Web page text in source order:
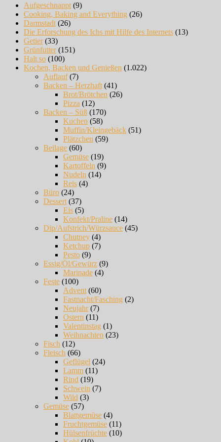
Aufgeschnappt (9)
Cooking, Baking and Everything (26)
Darmstadt (26)
Die Erforschung des Ichs mit Hilfe des Internets (13)
Getier(33)
Grünfutter(151)
Halt so (100)
Kochen, Backen und Genießen (1.022)
Auflauf(7)
Backen – Herzhaft (41)
Brot/Brötchen (26)
Pizza (12)
Backen – Süß (170)
Kuchen (58)
Muffin/Kleingebäck (51)
Plätzchen (59)
Beilage (60)
Gemüse (19)
Kartoffeln (9)
Nudeln (14)
Reis (4)
Büro (24)
Dessert (37)
Eis (5)
Konfekt/Praline (14)
Dip/Aufstrich/Würzsauce (45)
Chutney (4)
Ketchup (7)
Pesto (9)
Essig/Öl/Gewürz (9)
Marinade (4)
Feste (100)
Advent (60)
Fastnacht/Fasching (2)
Neujahr(7)
Ostern (11)
Valentinstag (1)
Weihnachten (23)
Fisch (12)
Fleisch (66)
Geflügel (24)
Lamm (11)
Rind (19)
Schwein (7)
Wild (3)
Gemüse (57)
Blattgemüse (4)
Fruchtgemüse (11)
Hülsenfrüchte (10)